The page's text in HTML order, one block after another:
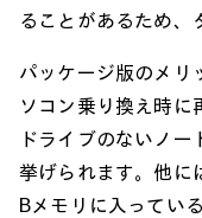
ることがあるため、
パッケージ版のメリ
ソコン乗り換え時に
ドライブのないノ
挙げられます。他に
Bメモリに入ってい